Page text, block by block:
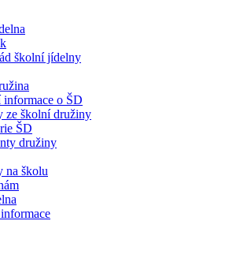
školní jídelny
informace o ŠD
ze školní družiny
ŠD
družiny
na školu